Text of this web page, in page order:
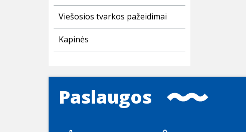
Viešosios tvarkos pažeidimai
Kapinės
Paslaugos